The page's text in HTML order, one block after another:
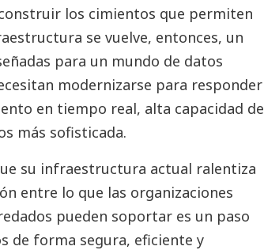
los cimientos que permiten
se vuelve, entonces, un
para un mundo de datos
modernizarse para responder
en tiempo real, alta capacidad de
más sofisticada.
su infraestructura actual ralentiza
entre lo que las organizaciones
pueden soportar es un paso
de forma segura, eficiente y